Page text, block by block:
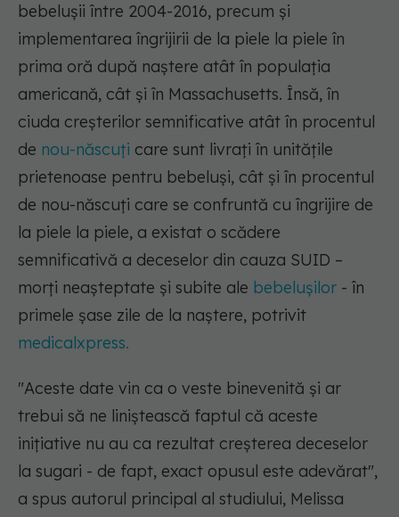
bebelușii între 2004-2016, precum și
implementarea îngrijirii de la piele la piele în
prima oră după naștere atât în populația
americană, cât și în Massachusetts. Însă, în
ciuda creșterilor semnificative atât în procentul
de nou-născuți care sunt livrați în unitățile
prietenoase pentru bebeluși, cât și în procentul
de nou-născuți care se confruntă cu îngrijire de
la piele la piele, a existat o scădere
semnificativă a deceselor din cauza SUID –
morți neașteptate și subite ale bebelușilor - în
primele șase zile de la naștere, potrivit
medicalxpress.
"Aceste date vin ca o veste binevenită și ar
trebui să ne liniștească faptul că aceste
inițiative nu au ca rezultat creșterea deceselor
la sugari - de fapt, exact opusul este adevărat",
a spus autorul principal al studiului, Melissa